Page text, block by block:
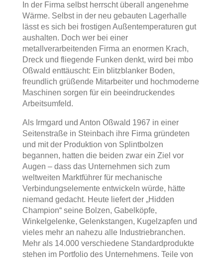
In der Firma selbst herrscht überall angenehme
Wärme. Selbst in der neu gebauten Lagerhalle
lässt es sich bei frostigen Außentemperaturen gut
aushalten. Doch wer bei einer
metallverarbeitenden Firma an enormen Krach,
Dreck und fliegende Funken denkt, wird bei mbo
Oßwald enttäuscht: Ein blitzblanker Boden,
freundlich grüßende Mitarbeiter und hochmoderne
Maschinen sorgen für ein beeindruckendes
Arbeitsumfeld.
Als Irmgard und Anton Oßwald 1967 in einer
Seitenstraße in Steinbach ihre Firma gründeten
und mit der Produktion von Splintbolzen
begannen, hatten die beiden zwar ein Ziel vor
Augen – dass das Unternehmen sich zum
weltweiten Marktführer für mechanische
Verbindungselemente entwickeln würde, hätte
niemand gedacht. Heute liefert der „Hidden
Champion“ seine Bolzen, Gabelköpfe,
Winkelgelenke, Gelenkstangen, Kugelzapfen und
vieles mehr an nahezu alle Industriebranchen.
Mehr als 14.000 verschiedene Standardprodukte
stehen im Portfolio des Unternehmens. Teile von